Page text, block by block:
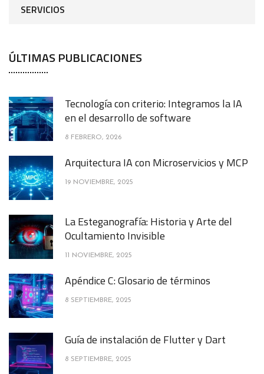
SERVICIOS
ÚLTIMAS PUBLICACIONES
Tecnología con criterio: Integramos la IA
en el desarrollo de software
8 FEBRERO, 2026
Arquitectura IA con Microservicios y MCP
19 NOVIEMBRE, 2025
La Esteganografía: Historia y Arte del
Ocultamiento Invisible
11 NOVIEMBRE, 2025
Apéndice C: Glosario de términos
8 SEPTIEMBRE, 2025
Guía de instalación de Flutter y Dart
8 SEPTIEMBRE, 2025